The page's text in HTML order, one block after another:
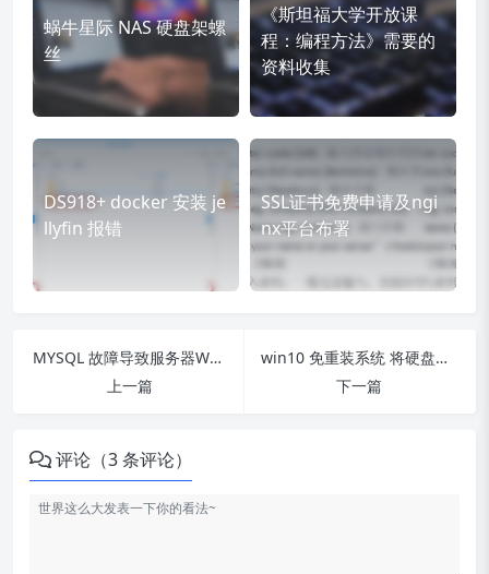
蜗牛星际 NAS 硬盘架螺
丝
《斯坦福大学开放课
程：编程方法》需要的
资料收集
DS918+ docker 安装 je
llyfin 报错
SSL证书免费申请及ngi
nx平台布署
MYSQL 故障导致服务器WEB无法访问
上一篇
win10 免重装系统 将硬盘模式由IDE 变成 ACHI
下一篇
评论（3 条评论）